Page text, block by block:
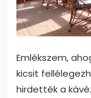
Emlékszem,
kicsit
hirdették a